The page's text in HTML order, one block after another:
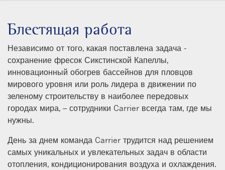
Блестящая работа
Независимо от того, какая поставлена задача -
сохранение фресок Сикстинской Капеллы,
инновационный обогрев бассейнов для пловцов
мирового уровня или роль лидера в движении по
зеленому строительству в наиболее передовых
городах мира, – сотрудники Carrier всегда там, где мы
нужны.
День за днем команда Carrier трудится над решением
самых уникальных и увлекательных задач в области
отопления, кондиционирования воздуха и охлаждения.